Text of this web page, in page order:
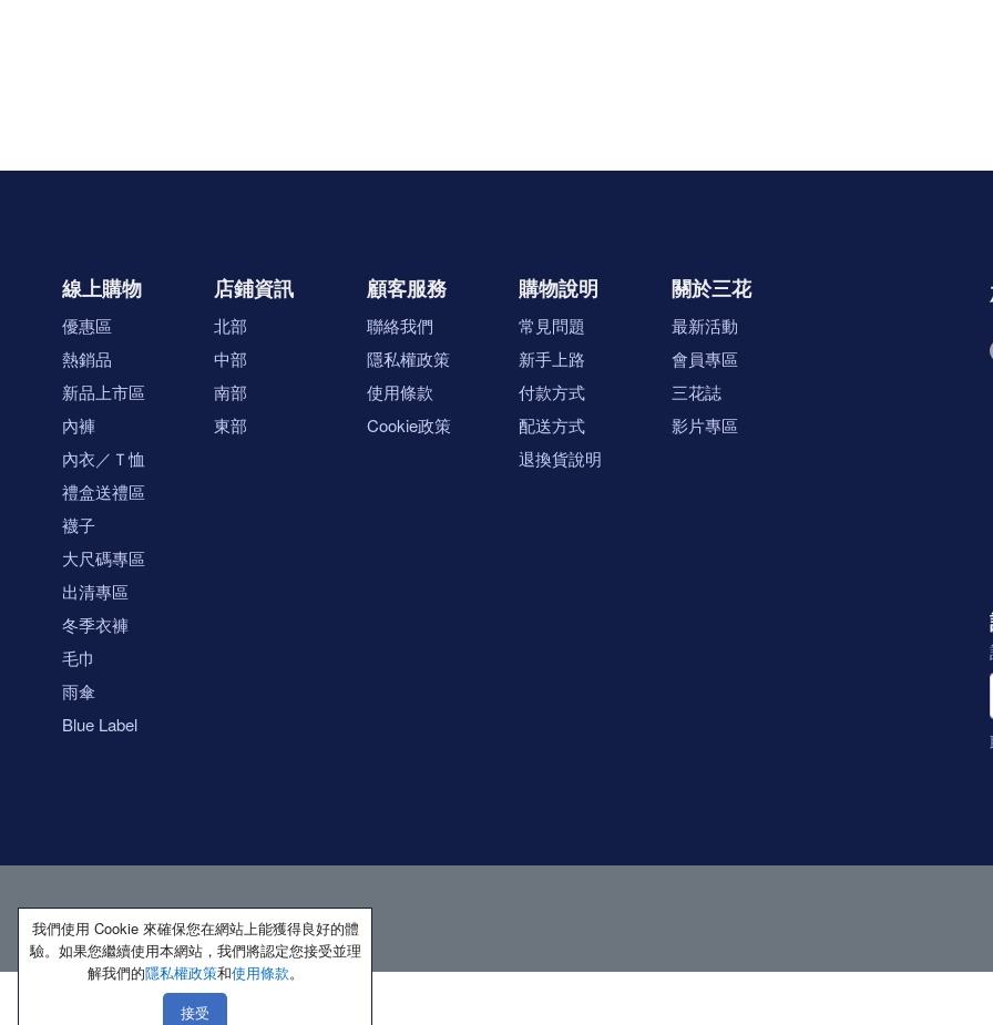
線上購物
優惠區
熱銷品
新品上市區
內褲
內衣／Ｔ恤
禮盒送禮區
襪子
大尺碼專區
出清專區
冬季衣褲
毛巾
雨傘
Blue Label
店鋪資訊
北部
中部
南部
東部
顧客服務
聯絡我們
隱私權政策
使用條款
Cookie政策
購物說明
常見問題
新手上路
付款方式
配送方式
退換貨說明
關於三花
最新活動
會員專區
三花誌
影片專區
著作權所有 保留一切權利
我們使用 Cookie 來確保您在網站上能獲得良好的體
驗。如果您繼續使用本網站，我們將認定您接受並理
解我們的隱私權政策和使用條款。
接受